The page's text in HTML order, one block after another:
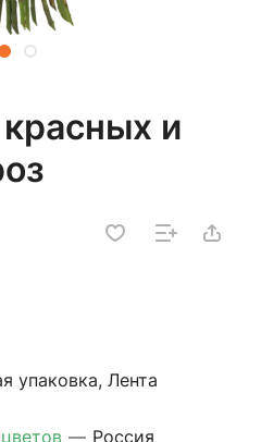
и
упаковка, Лента
— Россия